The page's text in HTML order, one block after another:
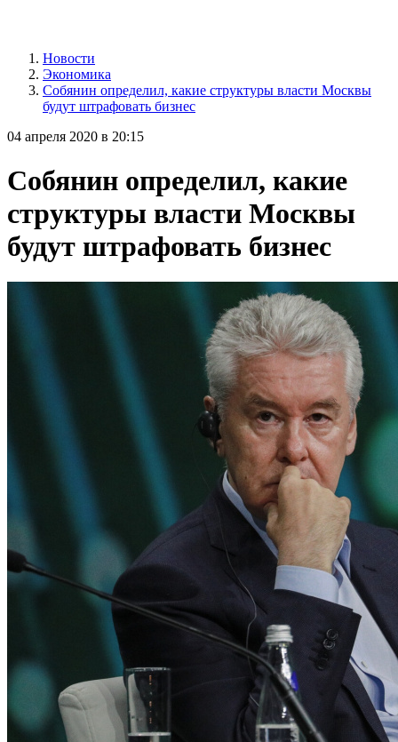
Новости
Экономика
Собянин определил, какие структуры власти Москвы
будут штрафовать бизнес
04 апреля 2020 в 20:15
Собянин определил, какие
структуры власти Москвы
будут штрафовать бизнес